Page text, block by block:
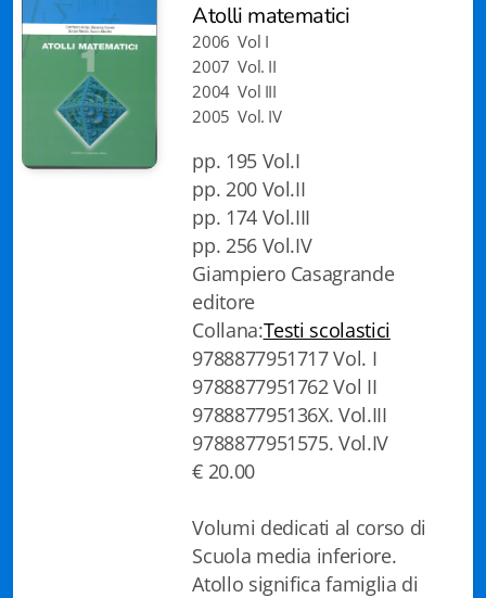
Atolli matematici
2006 Vol I
2007 Vol. II
2004 Vol III
2005 Vol. IV
pp. 195 Vol.I
pp. 200 Vol.II
pp. 174 Vol.III
pp. 256 Vol.IV
Giampiero Casagrande
editore
Collana:Testi scolastici
9788877951717 Vol. I
9788877951762 Vol II
978887795136X. Vol.III
9788877951575. Vol.IV
€ 20.00
Volumi dedicati al corso di
Scuola media inferiore.
Atollo significa famiglia di
Giampiero Casagrande editore
Biblioteca letteraria Nord-Sud
EJO- European Journalism Observatory